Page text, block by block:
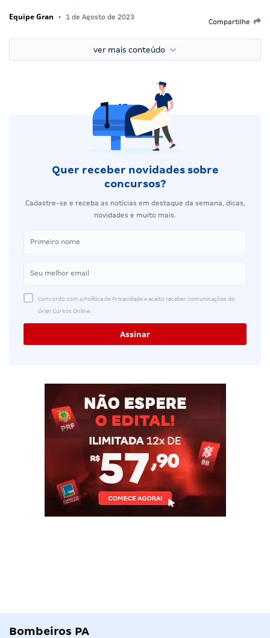
Equipe Gran • 1 de Agosto de 2023
Compartilhe
ver mais conteúdo
Quer receber novidades sobre
concursos?
Cadastre-se e receba as notícias em destaque da semana, dicas,
novidades e muito mais.
Concordo com a Política de Privacidade e aceito receber comunicações do
Gran Cursos Online.
Bombeiros PA